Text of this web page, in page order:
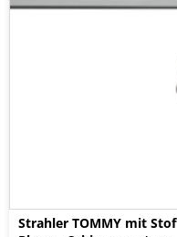
Strahler TOMMY mit